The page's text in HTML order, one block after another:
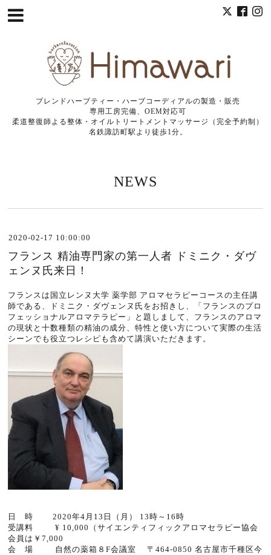
ブレンドハーブティー・ハーブコーディアルの製造・販売
専用工房完備、OEM対応可
柔道整復師よる整体・オイルトリートメントマッサージ（完全予約制）
名鉄諏訪町駅より徒歩1分。
NEWS
2020-02-17 10:00:00
フランス 精油専門家の第一人者 ドミニク・ダヴ
ェンヌ氏来日！
フランスは国立レンヌ大学 薬学部 アロマセラピーコースの主任講
師である、ドミニク・ダヴェンヌ氏をお招きし、「フランスのプロ
フェッショナルアロマテラピー」と題しまして、フランスのアロマ
の現状と十数種類の精油の成分、特性と使い方について実際の生活
シーンでも役立つレシピも含めて講演いただきます。
日 時 2020年4月13日（月） 13時～16時
受講料 ¥ 10,000（サイエンティフィックアロマセラピー協会
会員は￥7,000
会 場 自然の薬箱 ８F会議室 〒464-0850名古屋市千種区今